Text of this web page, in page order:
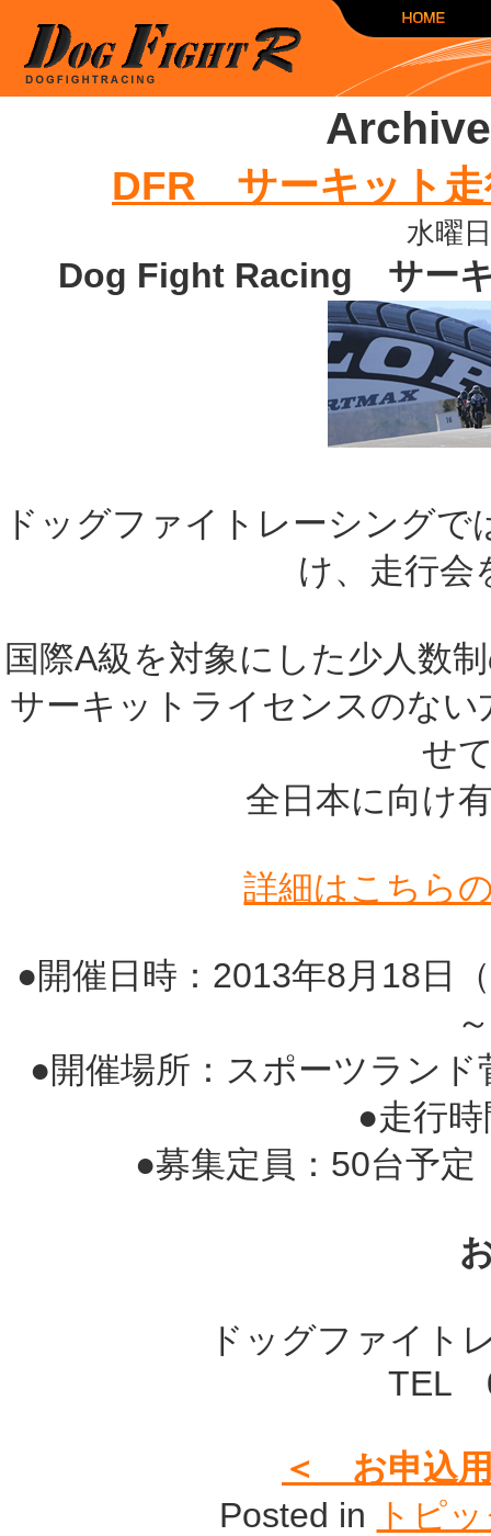
DFR サーキット走
水曜
Dog Fight Racing サーキ
ドッグファイトレーシング
け、走行会
国際A級を対象にした少人数
サーキットライセンスのな
せ
全日本に向け
詳細はこちら
●開催日時：2013年8月18日
●開催場所：スポーツラン
●走行
●募集定員：50台予
ドッグファイト
TEL
＜ お申込
Posted in
トピ